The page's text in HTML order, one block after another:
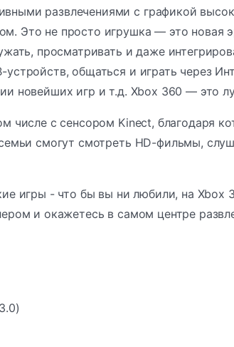
развлечениями с графикой
Это не просто игрушка — это новая
просматривать и даже
устройств, общаться и играть через
новейших игр и т.д. Xbox 360 — это
числе с сенсором Kinect, благодаря
смогут смотреть HD-фильмы,
игры - что бы вы ни любили, на Xbox
и окажетесь в самом центре